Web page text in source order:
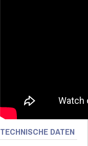
TECHNISCHE DATEN